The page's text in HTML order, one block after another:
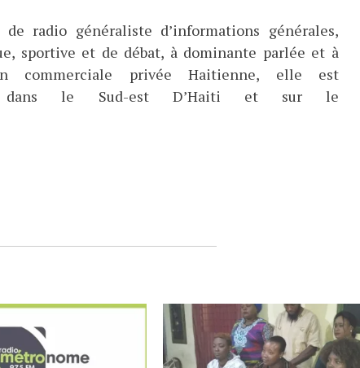
radio généraliste d’informations générales,
sportive et de débat, à dominante parlée et à
commerciale privée Haitienne, elle est
dans le Sud-est D’Haiti et sur le